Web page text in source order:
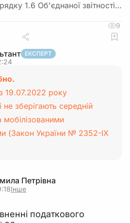
1.6 Об'єднаної звітності…
9
ЕКСПЕРТ
19.07.2022 року
не зберігають середній
мобілізованими
(Закон України № 2352-IX
Петрівна
Інше
податкового